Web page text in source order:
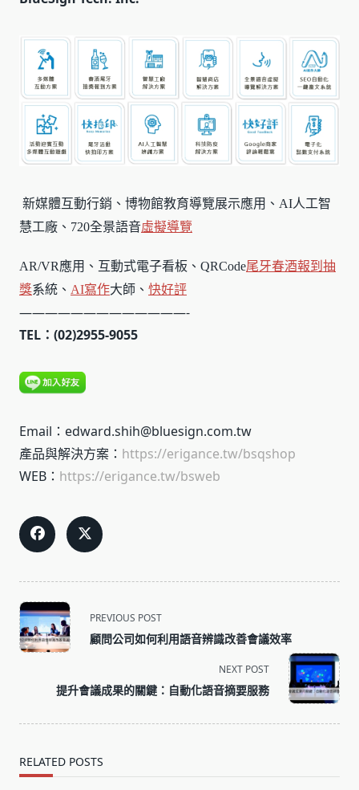
新媒體互動行銷、博物館教育導覽展示應用、AI人工智
慧工廠、720全景語音虛擬導覽
AR/VR應用、互動式電子看板、QRCode尾牙春酒報到 抽
獎系統、 AI寫作大師、 快好評
—————————————-
TEL：(02)2955-9055
Email：edward.shih@bluesign.com.tw
產品與解決方案： https://erigance.tw/bsqshop
WEB： https://erigance.tw/bsweb
<span
class="nav-
subtitle
reader-
PREVIOUS POST
顧問公司如何利用語音辨識改善會議效率
NEXT POST
提升會議成果的關鍵：自動化語音摘要服務
RELATED POSTS